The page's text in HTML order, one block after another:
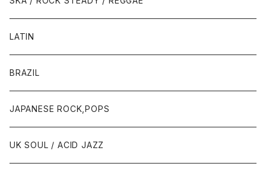
LATIN
BRAZIL
JAPANESE ROCK,POPS
UK SOUL / ACID JAZZ